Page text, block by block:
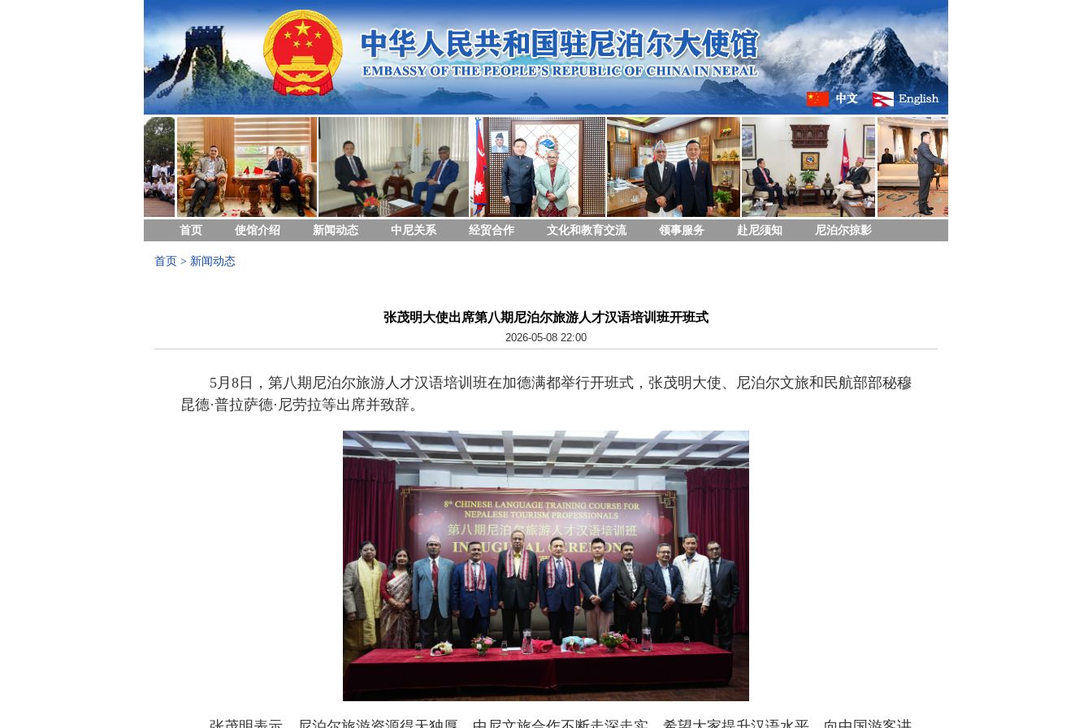
首页 使馆介绍 新闻动态 中尼关系 经贸合作 文化和教育交流 领事服务 赴尼须知 尼泊尔掠影
首页 > 新闻动态
张茂明大使出席第八期尼泊尔旅游人才汉语培训班开班式
2026-05-08 22:00
5月8日，第八期尼泊尔旅游人才汉语培训班在加德满都举行开班式，张茂明大使、尼泊尔文旅和民航部部秘穆
昆德·普拉萨德·尼劳拉等出席并致辞。